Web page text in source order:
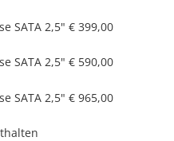
SATA 2,5" € 399,00
SATA 2,5" € 590,00
SATA 2,5" € 965,00